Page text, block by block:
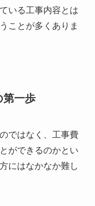
いる工事内容とは
ことが多くありま
一歩
ではなく、工事費
ができるのかとい
にはなかなか難し